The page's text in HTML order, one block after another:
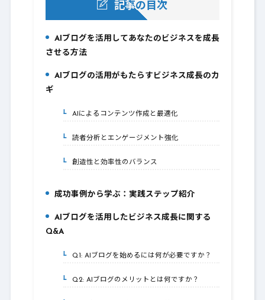
記事の目次
AIブログを活用してあなたのビジネスを成長
させる方法
2.AIブログの活用がもたらすビジネス成長のカ
ギ
2-1.AIによるコンテンツ作成と最適化
2-2.読者分析とエンゲージメント強化
2-3.創造性と効率性のバランス
3.成功事例から学ぶ：実践ステップ紹介
4.AIブログを活用したビジネス成長に関する
Q&A
4-1.Q1: AIブログを始めるには何が必要ですか？
4-2.Q2: AIブログのメリットとは何ですか？